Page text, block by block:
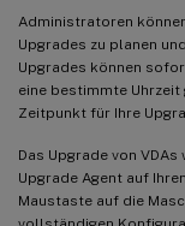
Administratoren
Upgrades zu planen
Upgrades können
eine bestimmte
Zeitpunkt für Ihre
Das Upgrade von
Upgrade Agent auf
Maustaste auf die